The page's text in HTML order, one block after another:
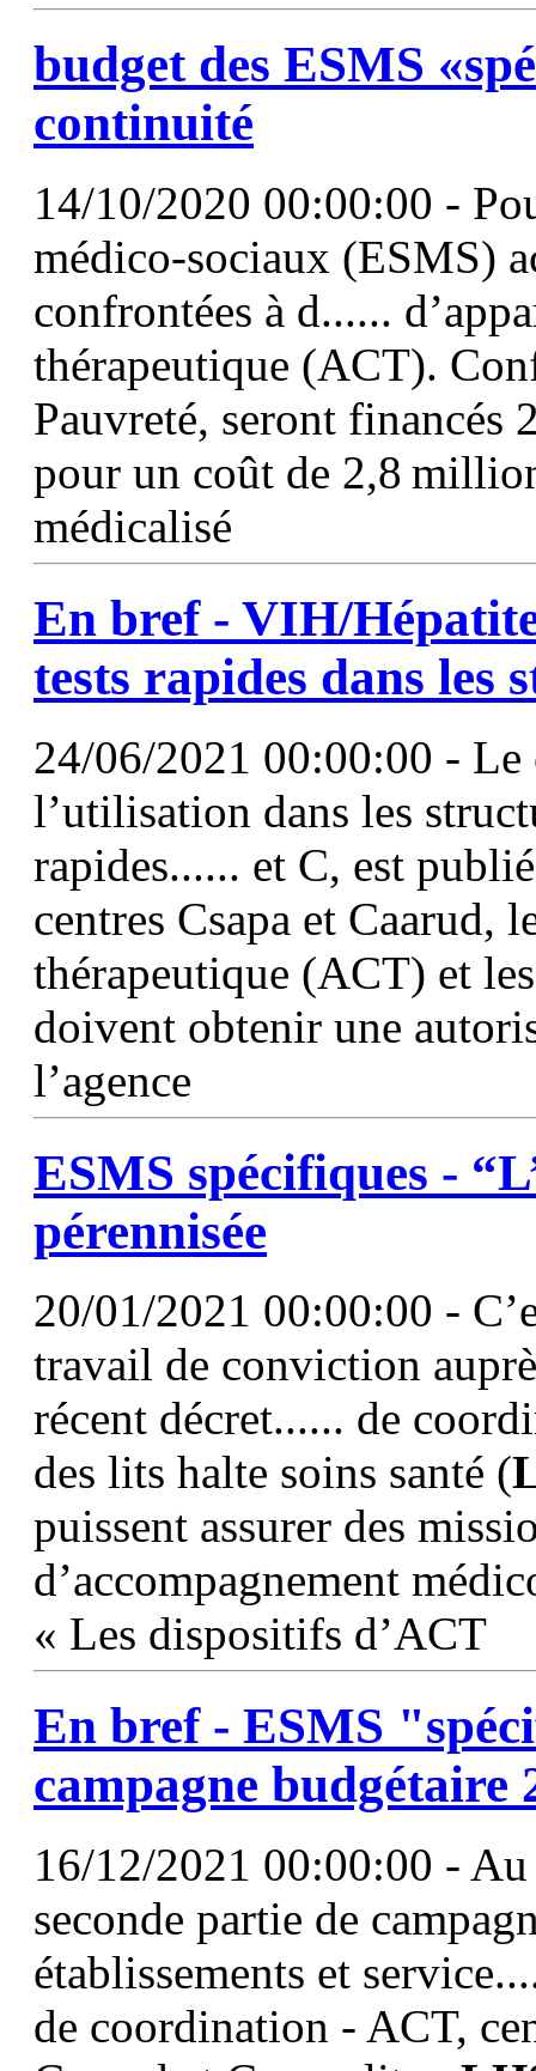
budget des ESMS
continuité
14/10/2020 00:00:00 -
médico-sociaux (ESMS)
confrontées à d......
thérapeutique (ACT).
Pauvreté, seront financés
pour un coût de 2,8
médicalisé
En bref - VIH/
tests rapides dans les
24/06/2021 00:00:00 - Le
l’utilisation dans les
rapides...... et C, est
centres Csapa et Caarud,
thérapeutique (ACT) et
doivent obtenir une
l’agence
ESMS spécifiques -
pérennisée
20/01/2021 00:00:00 -
travail de conviction
récent décret...... de
des lits halte soins santé (
puissent assurer des
d’accompagnement
« Les dispositifs d’ACT
En bref - ESMS
campagne budgétaire
16/12/2021 00:00:00 -
seconde partie de
établissements et
de coordination - ACT,